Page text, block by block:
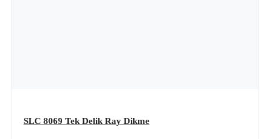
SLC 8069 Tek Delik Ray Dikme